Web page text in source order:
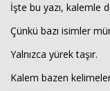
İşte bu yazı, kalemle
Çünkü bazı isimler
Yalnızca yürek taşır.
Kalem bazen